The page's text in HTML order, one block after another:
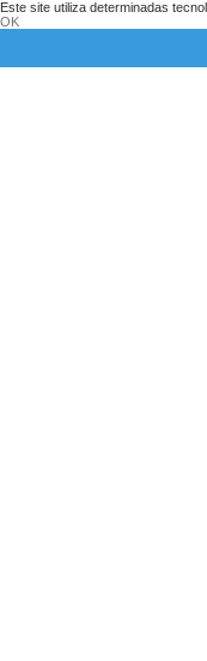
Este site utiliza determinadas
OK